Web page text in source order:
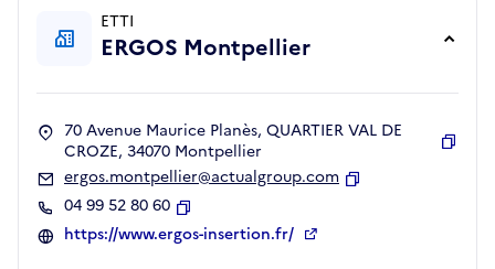
ETTI
ERGOS Montpellier
70 Avenue Maurice Planès, QUARTIER VAL DE
CROZE, 34070 Montpellier
ergos.montpellier@actualgroup.com
04 99 52 80 60
Copier
https://www.ergos-insertion.fr/